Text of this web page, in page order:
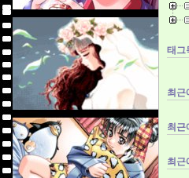
태그
최근
최근
최근